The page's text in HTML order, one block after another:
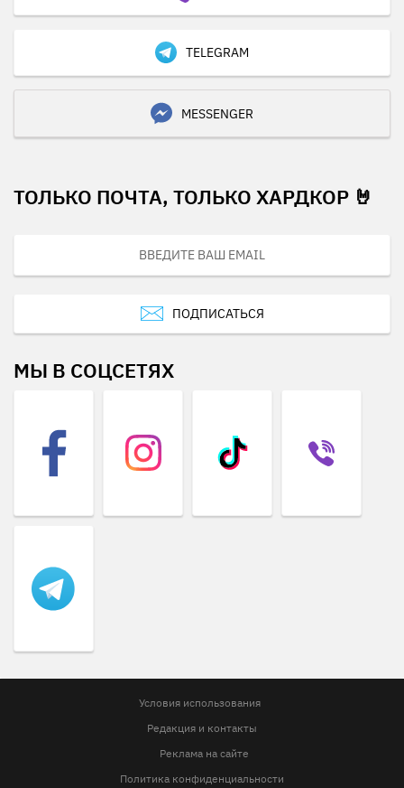
TELEGRAM
MESSENGER
ТОЛЬКО ПОЧТА, ТОЛЬКО ХАРДКОР 🤘
ПОДПИСАТЬСЯ
МЫ В СОЦСЕТЯХ
Условия использования
Редакция и контакты
Реклама на сайте
Политика конфиденциальности